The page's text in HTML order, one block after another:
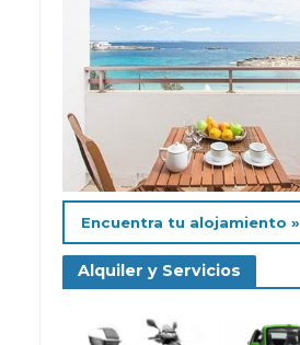
Encuentra tu alojamiento »
Alquiler y Servicios